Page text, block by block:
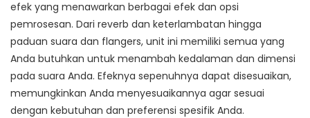
efek yang menawarkan berbagai efek dan opsi
pemrosesan. Dari reverb dan keterlambatan hingga
paduan suara dan flangers, unit ini memiliki semua yang
Anda butuhkan untuk menambah kedalaman dan dimensi
pada suara Anda. Efeknya sepenuhnya dapat disesuaikan,
memungkinkan Anda menyesuaikannya agar sesuai
dengan kebutuhan dan preferensi spesifik Anda.